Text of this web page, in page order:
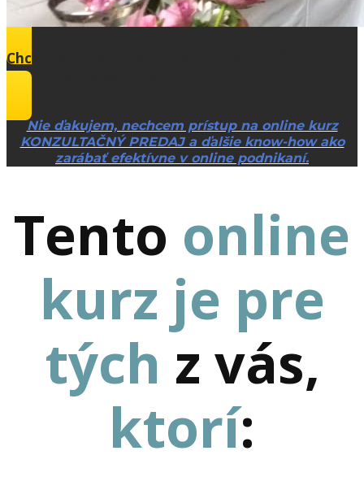
Chcem aj PRÍSTUP do kurzu KONZULTAČNÝ
PREDAJ so zľavou 72%
Nie ďakujem, nechcem prístup na online kurz
KONZULTAČNÝ PREDAJ a ďalšie know-how ako
zarábať efektívne v online podnikaní.
Tento online
kurz je pre
tých z vás,
ktorí: